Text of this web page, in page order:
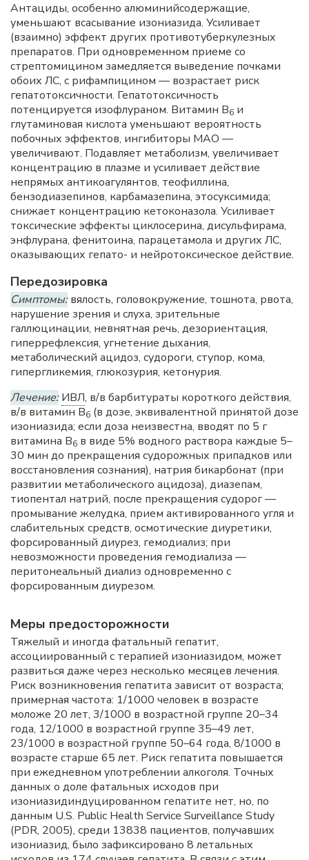
Антациды, особенно алюминийсодержащие,
уменьшают всасывание изониазида. Усиливает
(взаимно) эффект других противотуберкулезных
препаратов. При одновременном приеме со
стрептомицином замедляется выведение почками
обоих ЛС, с рифампицином — возрастает риск
гепатотоксичности. Гепатотоксичность
потенцируется изофлураном. Витамин B6 и
глутаминовая кислота уменьшают вероятность
побочных эффектов, ингибиторы МАО —
увеличивают. Подавляет метаболизм, увеличивает
концентрацию в плазме и усиливает действие
непрямых антикоагулянтов, теофиллина,
бензодиазепинов, карбамазепина, этосуксимида;
снижает концентрацию кетоконазола. Усиливает
токсические эффекты циклосерина, дисульфирама,
энфлурана, фенитоина, парацетамола и других ЛС,
оказывающих гепато- и нейротоксическое действие.
Передозировка
Симптомы:вялость, головокружение, тошнота, рвота,
нарушение зрения и слуха, зрительные
галлюцинации, невнятная речь, дезориентация,
гиперрефлексия, угнетение дыхания,
метаболический ацидоз, судороги, ступор, кома,
гипергликемия, глюкозурия, кетонурия.
Лечение: ИВЛ, в/в барбитураты короткого действия,
в/в витамин В6 (в дозе, эквивалентной принятой дозе
изониазида; если доза неизвестна, вводят по 5 г
витамина В6 в виде 5% водного раствора каждые 5–
30 мин до прекращения судорожных припадков или
восстановления сознания), натрия бикарбонат (при
развитии метаболического ацидоза), диазепам,
тиопентал натрий, после прекращения судорог —
промывание желудка, прием активированного угля и
слабительных средств, осмотические диуретики,
форсированный диурез, гемодиализ; при
невозможности проведения гемодиализа —
перитонеальный диализ одновременно с
форсированным диурезом.
Меры предосторожности
Тяжелый и иногда фатальный гепатит,
ассоциированный с терапией изониазидом, может
развиться даже через несколько месяцев лечения.
Риск возникновения гепатита зависит от возраста;
примерная частота: 1/1000 человек в возрасте
моложе 20 лет, 3/1000 в возрастной группе 20–34
года, 12/1000 в возрастной группе 35–49 лет,
23/1000 в возрастной группе 50–64 года, 8/1000 в
возрасте старше 65 лет. Риск гепатита повышается
при ежедневном употреблении алкоголя. Точных
данных о доле фатальных исходов при
изониазидиндуцированном гепатите нет, но, по
данным U.S. Public Health Service Surveillance Study
(PDR, 2005), среди 13838 пациентов, получавших
изониазид, было зафиксировано 8 летальных